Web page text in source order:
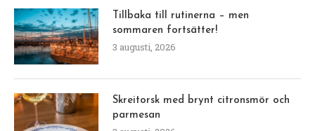
Tillbaka till rutinerna – men
sommaren fortsätter!
3 augusti, 2026
Skreitorsk med brynt citronsmör och
parmesan